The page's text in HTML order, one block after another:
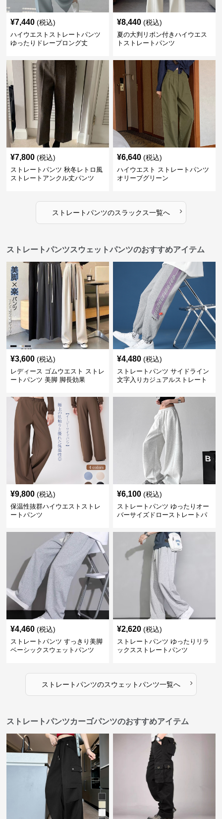
¥7,440 (税込)
ハイウエストストレートパンツ
ゆったりドレープロング丈
¥8,440 (税込)
夏の大判リボン付きハイウエス
トストレートパンツ
¥7,800 (税込)
ストレートパンツ 秋冬レトロ風
ストレートアンクル丈パンツ
¥6,640 (税込)
ハイウエスト ストレートパンツ
オリーブグリーン
ストレートパンツのスラックス一覧へ ›
ストレートパンツスウェットパンツのおすすめアイテム
¥3,600 (税込)
レディース ゴムウエスト ストレ
ートパンツ 美脚 脚長効果
¥4,480 (税込)
ストレートパンツ サイドライン
文字入りカジュアルストレート
¥9,800 (税込)
保温性抜群ハイウエストストレ
ートパンツ
¥6,100 (税込)
ストレートパンツ ゆったりオー
バーサイズドローストレートパ
¥4,460 (税込)
ストレートパンツ すっきり美脚
ベーシックスウェットパンツ
¥2,620 (税込)
ストレートパンツ ゆったりリラ
ックスストレートパンツ
ストレートパンツのスウェットパンツ一覧へ ›
ストレートパンツカーゴパンツのおすすめアイテム